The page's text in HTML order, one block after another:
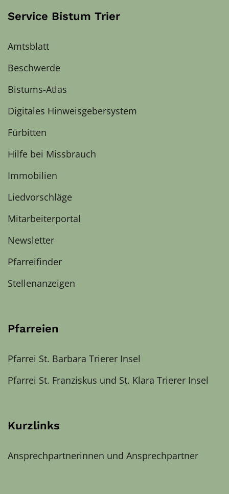
Service Bistum Trier
Amtsblatt
Beschwerde
Bistums-Atlas
Digitales Hinweisgebersystem
Fürbitten
Hilfe bei Missbrauch
Immobilien
Liedvorschläge
Mitarbeiterportal
Newsletter
Pfarreifinder
Stellenanzeigen
Pfarreien
Pfarrei St. Barbara Trierer Insel
Pfarrei St. Franziskus und St. Klara Trierer Insel
Kurzlinks
Ansprechpartnerinnen und Ansprechpartner